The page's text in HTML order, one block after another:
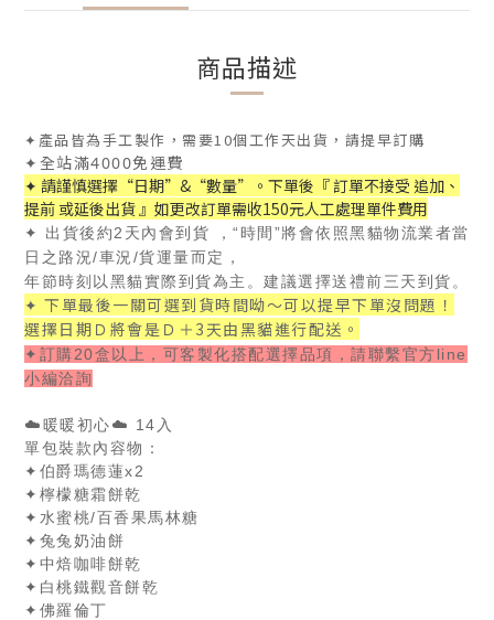
商品描述
✦產品皆為手工製作，需要10個工作天出貨，請提早訂購
✦全站滿4000免運費
✦ 請謹慎選擇“日期”&“數量”。下單後『 訂單不接受 追加、
提前 或延後出貨 』如更改訂單需收150元人工處理單件費用
✦ 出貨後約2天內會到貨 ，“時間”將會依照黑貓物流業者當
日之路況/車況/貨運量而定，
年節時刻以黑貓實際到貨為主。建議選擇送禮前三天到貨。
✦ 下單最後一關可選到貨時間呦～可以提早下單沒問題！
選擇日期Ｄ將會是Ｄ＋3天由黑貓進行配送。
✦訂購20盒以上，可客製化搭配選擇品項，請聯繫官方line
小編洽詢
☁️暖暖初心☁️ 14入
單包裝款內容物：
✦伯爵瑪德蓮x2
✦檸檬糖霜餅乾
✦水蜜桃/百香果馬林糖
✦兔兔 奶油餅
✦中焙咖啡餅乾
✦白桃鐵觀音餅乾
✦佛羅倫丁